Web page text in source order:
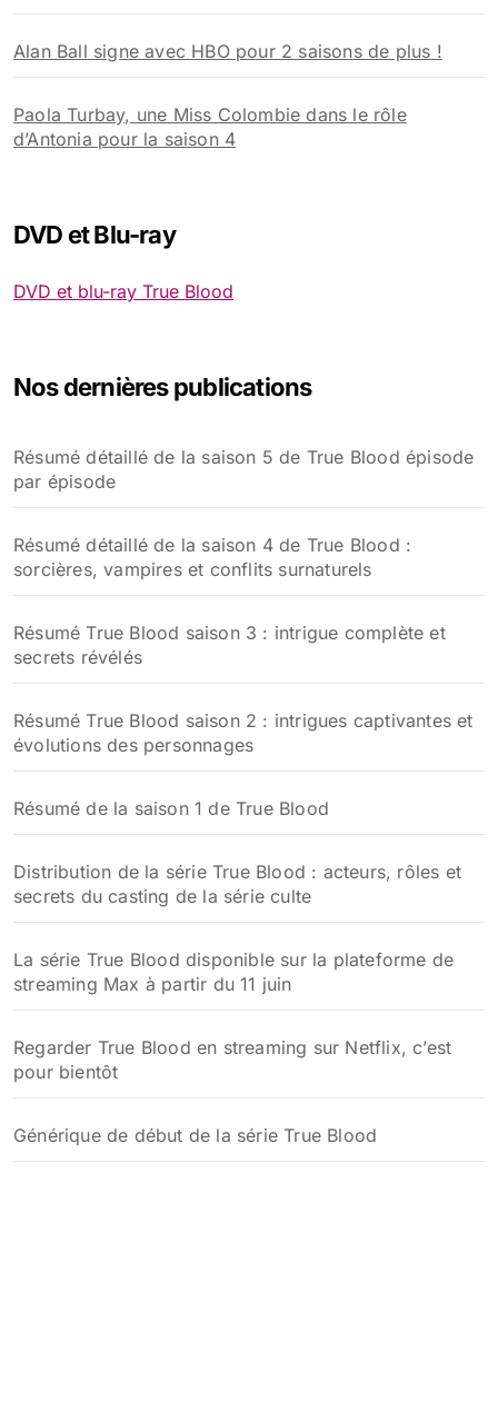
Alan Ball signe avec HBO pour 2 saisons de plus !
Paola Turbay, une Miss Colombie dans le rôle
d’Antonia pour la saison 4
DVD et Blu-ray
DVD et blu-ray True Blood
Nos dernières publications
Résumé détaillé de la saison 5 de True Blood épisode
par épisode
Résumé détaillé de la saison 4 de True Blood :
sorcières, vampires et conflits surnaturels
Résumé True Blood saison 3 : intrigue complète et
secrets révélés
Résumé True Blood saison 2 : intrigues captivantes et
évolutions des personnages
Résumé de la saison 1 de True Blood
Distribution de la série True Blood : acteurs, rôles et
secrets du casting de la série culte
La série True Blood disponible sur la plateforme de
streaming Max à partir du 11 juin
Regarder True Blood en streaming sur Netflix, c’est
pour bientôt
Générique de début de la série True Blood